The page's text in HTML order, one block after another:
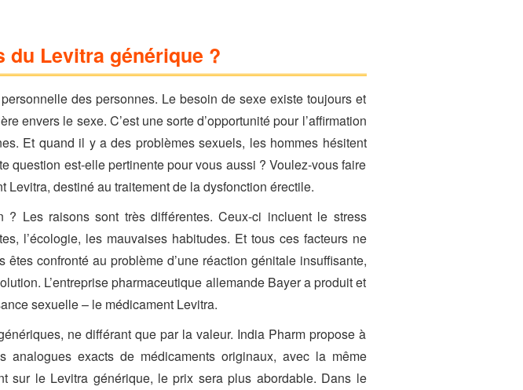
du Levitra générique ?
des personnes. Le besoin de sexe existe toujours et
envers le sexe. C’est une sorte d’opportunité pour l’affirmation
Et quand il y a des problèmes sexuels, les hommes hésitent
question est-elle pertinente pour vous aussi ? Voulez-vous faire
destiné au traitement de la dysfonction érectile.
? Les raisons sont très différentes. Ceux-ci incluent le stress
l’écologie, les mauvaises habitudes. Et tous ces facteurs ne
confronté au problème d’une réaction génitale insuffisante,
L’entreprise pharmaceutique allemande Bayer a produit et
sexuelle – le médicament Levitra.
ne différant que par la valeur. India Pharm propose à
exacts de médicaments originaux, avec la même
sur le Levitra générique, le prix sera plus abordable. Dans le